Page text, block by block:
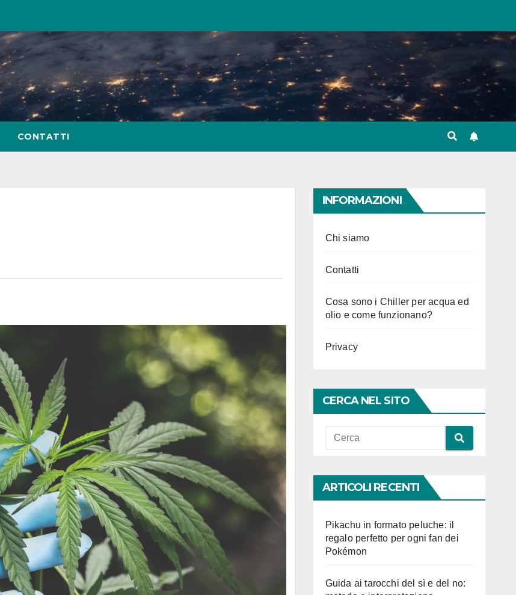
CONTATTI
INFORMAZIONI
Chi siamo
Contatti
Cosa sono i Chiller per acqua ed
olio e come funzionano?
Privacy
CERCA NEL SITO
ARTICOLI RECENTI
Pikachu in formato peluche: il
regalo perfetto per ogni fan dei
Pokémon
Guida ai tarocchi del sì e del no: